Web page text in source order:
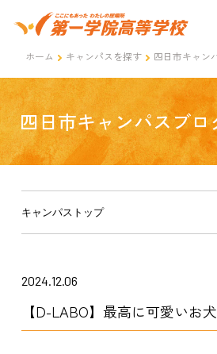
ホーム キャンパスを探す 四日市キャン
四日市キャンパスブロ
キャンパストップ
2024.12.06
【D-LABO】最高に可愛いお